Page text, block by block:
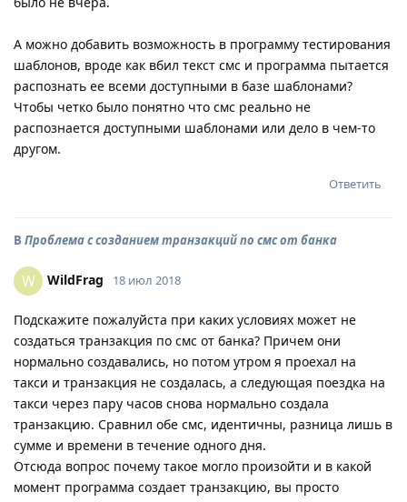
А можно добавить возможность в программу тестирования
шаблонов, вроде как вбил текст смс и программа пытается
распознать ее всеми доступными в базе шаблонами?
Чтобы четко было понятно что смс реально не
распознается доступными шаблонами или дело в чем-то
другом.
Ответить
В Проблема с созданием транзакций по смс от банка
W WildFrag 18 июл 2018
Подскажите пожалуйста при каких условиях может не
создаться транзакция по смс от банка? Причем они
нормально создавались, но потом утром я проехал на
такси и транзакция не создалась, а следующая поездка на
такси через пару часов снова нормально создала
транзакцию. Сравнил обе смс, идентичны, разница лишь в
сумме и времени в течение одного дня.
Отсюда вопрос почему такое могло произойти и в какой
момент программа создает транзакцию, вы просто